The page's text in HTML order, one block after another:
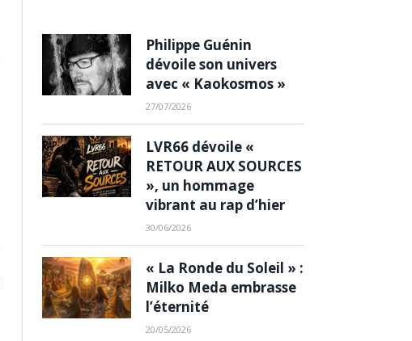
Philippe Guénin
dévoile son univers
avec « Kaokosmos »
27/07/2026
LVR66 dévoile «
RETOUR AUX SOURCES
», un hommage
vibrant au rap d’hier
30/06/2026
« La Ronde du Soleil » :
Milko Meda embrasse
l’éternité
20/05/2026